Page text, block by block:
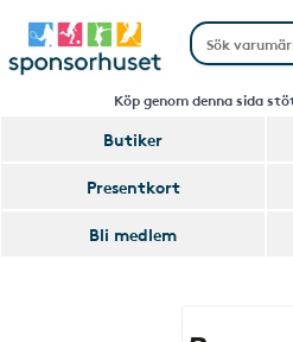
Köp genom denna sida
Butiker
Presentkort
Bli medlem